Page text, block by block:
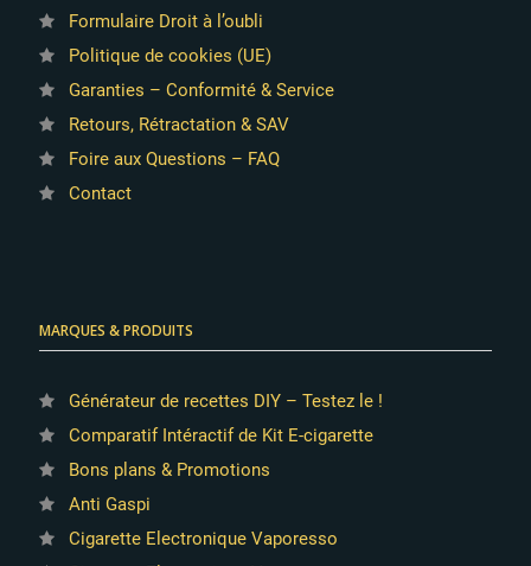
Formulaire Droit à l’oubli
Politique de cookies (UE)
Garanties – Conformité & Service
Retours, Rétractation & SAV
Foire aux Questions – FAQ
Contact
MARQUES & PRODUITS
Générateur de recettes DIY – Testez le !
Comparatif Intéractif de Kit E-cigarette
Bons plans & Promotions
Anti Gaspi
Cigarette Electronique Vaporesso